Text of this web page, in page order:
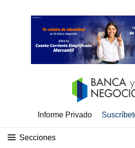
Informe Privado
Secciones